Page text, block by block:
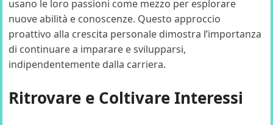
usano le loro passioni come mezzo per esplorare
nuove abilità e conoscenze. Questo approccio
proattivo alla crescita personale dimostra l’importanza
di continuare a imparare e svilupparsi,
indipendentemente dalla carriera.
Ritrovare e Coltivare Interessi